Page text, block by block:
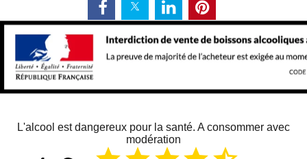
L'alcool est dangereux pour la santé. A consommer avec
modération